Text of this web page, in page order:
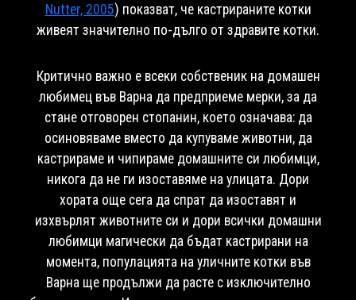
Nutter, 2005) показват, че кастрираните котки
живеят значително по-дълго от здравите котки.
Критично важно е всеки собственик на домашен
любимец във Варна да предприеме мерки, за да
стане отговорен стопанин, което означава: да
осиновяваме вместо да купуваме животни, да
кастрираме и чипираме домашните си любимци,
никога да не ги изоставяме на улицата. Дори
хората още сега да спрат да изоставят и
изхвърлят животните си и дори всички домашни
любимци магически да бъдат кастрирани на
момента, популацията на уличните котки във
Варна ще продължи да расте с изключително